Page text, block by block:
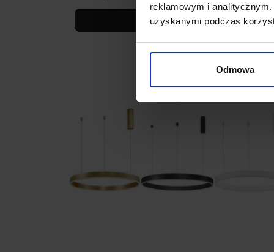
reklamowym i
uzyskanymi podczas
Odmowa
Zobacz szczegóły